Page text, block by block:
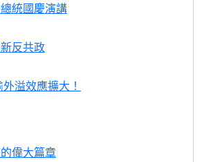
統國慶演講
反共政
溢效應擴大！
偉大篇章